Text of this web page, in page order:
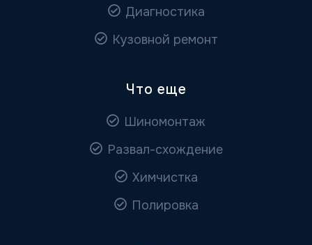
Диагностика
Кузовной ремонт
Что еще
Шиномонтаж
Развал-схождение
Химчистка
Полировка